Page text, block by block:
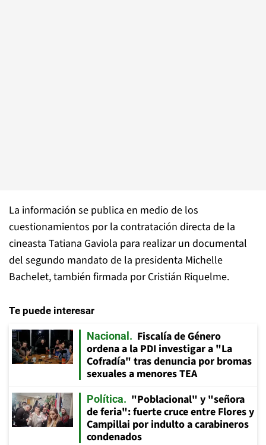
La información se publica en medio de los
cuestionamientos por la contratación directa de la
cineasta Tatiana Gaviola para realizar un documental
del segundo mandato de la presidenta Michelle
Bachelet, también firmada por Cristián Riquelme.
Te puede interesar
Nacional
Fiscalía de Género
ordena a la PDI investigar a "La
Cofradía" tras denuncia por bromas
sexuales a menores TEA
Política
"Poblacional" y "señora
de feria": fuerte cruce entre Flores y
Campillai por indulto a carabineros
condenados